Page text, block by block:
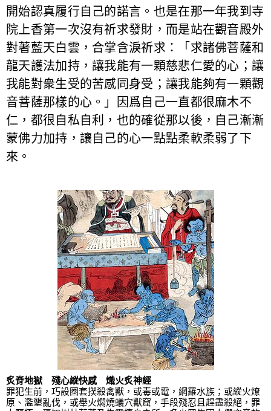
開始認真履行自己的諾言。也是在那一年我到寺
院上香第一次沒有祈求發財，而是站在觀音殿外
對著藍天白雲，合掌含淚祈求：「求諸佛菩薩和
龍天護法加持，讓我能有一顆慈悲仁愛的心；讓
我能對衆生受的苦感同身受；讓我能夠有一顆觀
音菩薩那樣的心。」因爲自己一直都很麻木不
仁，都很自私自利，也的確從那以後，自己漸漸
蒙佛力加持，讓自己的心一點點柔軟柔弱了下
來。
炙脊地獄
殘心縱快感 熾火炙神經
罪犯生前，巧設圈套撲殺禽獸，或毒或電，網羅水族；或縱火燎
原、濫墾亂伐，或舉火燜燒蟻穴獸窟，手段殘忍且趕盡殺絕，罪